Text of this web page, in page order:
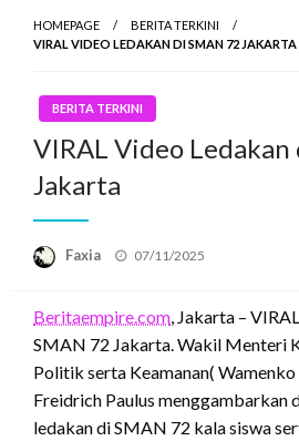
HOMEPAGE
BERITA TERKINI
VIRAL VIDEO LEDAKAN DI SMAN 72 JAKARTA
BERITA TERKINI
VIRAL Video Ledakan
Jakarta
Faxia
Posted
07/11/2025
Beritaempire.com, Jakarta –
SMAN 72 Jakarta. Wakil Menteri
Politik serta Keamanan(
Freidrich Paulus
ledakan di SMAN 72 kala siswa